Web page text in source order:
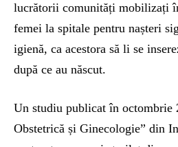
lucrătorii comunități mobilizați
femei la spitale pentru nașteri
igienă, ca acestora să li se
după ce au născut.
Un studiu publicat în octombrie
Obstetrică și Ginecologie” din